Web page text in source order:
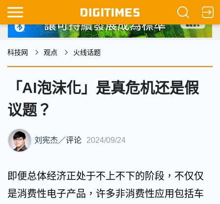
科技网 观点 火线话题
「AI泡沫化」是真危机还是假
议题？
刘宪杰／评论 2024/09/24
即便总体经济正处于不上不下的阶段，不仅仅
是消费性电子产品，许多非消费性应用包括车